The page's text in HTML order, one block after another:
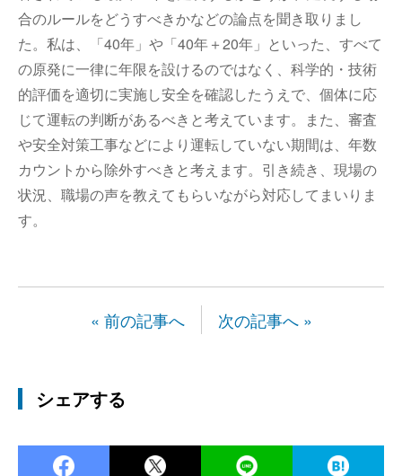
合のルールをどうすべきかなどの論点を聞き取りまし
た。私は、「40年」や「40年＋20年」といった、すべて
の原発に一律に年限を設けるのではなく、科学的・技術
的評価を適切に実施し安全を確認したうえで、個体に応
じて運転の判断があるべきと考えています。また、審査
や安全対策工事などにより運転していない期間は、年数
カウントから除外すべきと考えます。引き続き、現場の
状況、職場の声を教えてもらいながら対応してまいりま
す。
« 前の記事へ 次の記事へ »
シェアする
Facebook Twitter